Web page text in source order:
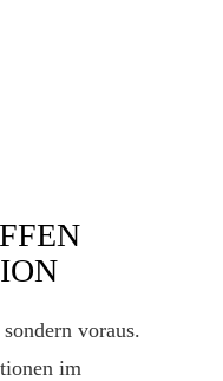
voraus.
im